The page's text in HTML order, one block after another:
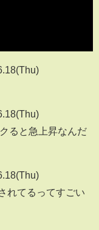
ると急上昇なんだ
れてるってすごい